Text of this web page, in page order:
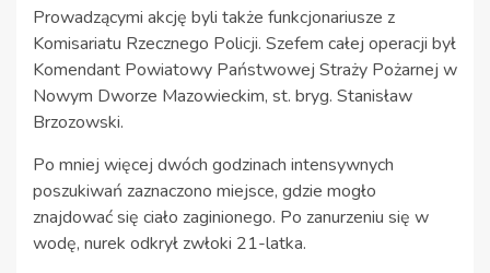
Prowadzącymi akcję byli także funkcjonariusze z
Komisariatu Rzecznego Policji. Szefem całej operacji był
Komendant Powiatowy Państwowej Straży Pożarnej w
Nowym Dworze Mazowieckim, st. bryg. Stanisław
Brzozowski.
Po mniej więcej dwóch godzinach intensywnych
poszukiwań zaznaczono miejsce, gdzie mogło
znajdować się ciało zaginionego. Po zanurzeniu się w
wodę, nurek odkrył zwłoki 21-latka.